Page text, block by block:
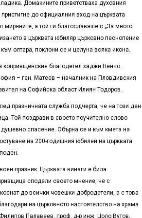
Домакините приветстваха духовния
до официалния вход на църквата
а той ги благославяше с „За много
в църквата юбиляр църковно песнопение
олтара, поклони се и целуна всяка икона.
копривщенския благодетел хаджи Ненчо.
– ген. Матеев – началник на Пловдивския
на Софийска област Илиян Тодоров.
празничната служба подчерта, че на този ден
Той поздрави в своето поучително слово
спасение. Обърна се и към кмета на
на 200-годишния юбилей на църквата
празник. Църквата винаги е била
сподели своето мнение, че с
до всички човешки добродетели, а с това
на църковното настоятелство на храма
Палавеев, проф. д-р инж. Цоло Вутов,